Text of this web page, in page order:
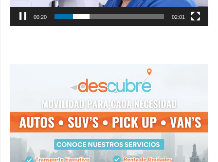
00:21 02:01